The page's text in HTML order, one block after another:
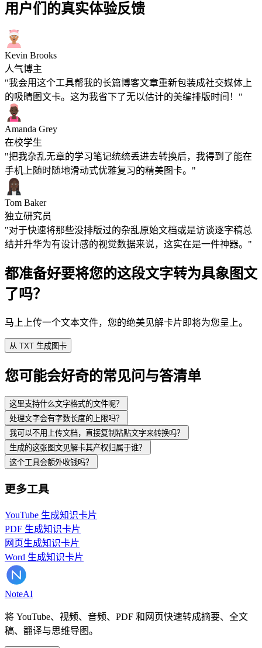
用户们的真实体验反馈
Kevin Brooks
人气博主
"我会用这个工具帮我的长篇博客文章重新包装成社交媒体上
的吸睛图文卡。这为我省下了无以估计的美编排版时间！"
Amanda Grey
在校学生
"把我杂乱无章的学习笔记统统丢进去转换后，我得到了能在
手机上随时随地滑动式优雅复习的精美图卡。"
Tom Baker
独立研究员
"对于快速将那些没排版过的杂乱原始文档或是访谈逐字稿总
结并升华为有设计感的视觉数据来说，这实在是一件神器。"
都准备好要将您的这段文字转为具象图文
了吗？
马上上传一个文本文件，您的绝美见解卡片即将为您呈上。
从 TXT 生成图卡
您可能会好奇的常见问与答清单
这里支持什么文字格式的文件呢？
处理文字会有字数长度的上限吗？
我可以不用上传文档，直接复制粘贴文字来转换吗？
生成的这张图文见解卡其产权归属于谁？
这个工具会额外收钱吗？
更多工具
YouTube 生成知识卡片
PDF 生成知识卡片
网页生成知识卡片
Word 生成知识卡片
NoteAI
将 YouTube、视频、音频、PDF 和网页快速转成摘要、全文
稿、翻译与思维导图。